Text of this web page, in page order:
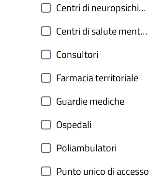
Centri di neuropsichiatria infantile
Centri di salute mentale
Consultori
Farmacia territoriale
Guardie mediche
Ospedali
Poliambulatori
Punto unico di accesso